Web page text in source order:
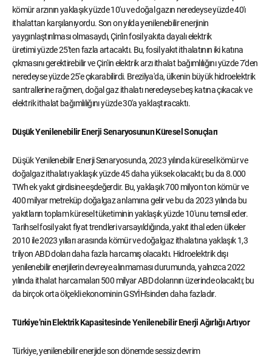
kömür arzının yaklaşık yüzde 10'u ve doğal gazın neredeyse yüzde 40'ı
ithalattan karşılanıyordu. Son on yılda yenilenebilir enerjinin
yaygınlaştırılması olmasaydı, Çin'in fosil yakıta dayalı elektrik
üretimi yüzde 25'ten fazla artacaktı. Bu, fosil yakıt ithalatının iki katına
çıkmasını gerektirebilir ve Çin'in elektrik arzı ithalat bağımlılığını yüzde 7'den
neredeyse yüzde 25'e çıkarabilirdi. Brezilya'da, ülkenin büyük hidroelektrik
santrallerine rağmen, doğal gaz ithalatı neredeyse beş katına çıkacak ve
elektrik ithalat bağımlılığını yüzde 30'a yaklaştıracaktı.
Düşük Yenilenebilir Enerji Senaryosunun Küresel Sonuçları
Düşük Yenilenebilir Enerji Senaryosunda, 2023 yılında küresel kömür ve
doğalgaz ithalatı yaklaşık yüzde 45 daha yüksek olacaktı; bu da 8.000
TWh ek yakıt girdisine eşdeğerdir. Bu, yaklaşık 700 milyon ton kömür ve
400 milyar metreküp doğalgaz anlamına gelir ve bu da 2023 yılında bu
yakıtların toplam küresel tüketiminin yaklaşık yüzde 10'unu temsil eder.
Tarihsel fosil yakıt fiyat trendleri varsayıldığında, yakıt ithal eden ülkeler
2010 ile 2023 yılları arasında kömür ve doğalgaz ithalatına yaklaşık 1,3
trilyon ABD doları daha fazla harcamış olacaktı. Hidroelektrik dışı
yenilenebilir enerjilerin devreye alınmaması durumunda, yalnızca 2022
yılında ithalat harcamaları 500 milyar ABD dolarının üzerinde olacaktı; bu
da birçok orta ölçekli ekonominin GSYİH'sinden daha fazladır.
Türkiye’nin Elektrik Kapasitesinde Yenilenebilir Enerji Ağırlığı Artıyor
Türkiye, yenilenebilir enerjide son dönemde sessiz devrim